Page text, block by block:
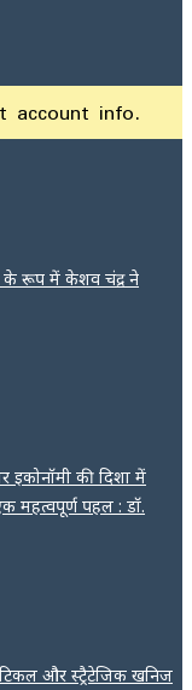
account info.
के रूप में केशव चंद्र ने
इकोनॉमी की दिशा में
महत्वपूर्ण पहल : डॉ.
और स्ट्रैटेजिक खनिज